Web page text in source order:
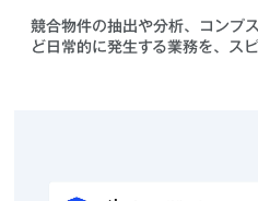
競合物件の抽出や分析、コンプ
ど日常的に発生する業務を、ス